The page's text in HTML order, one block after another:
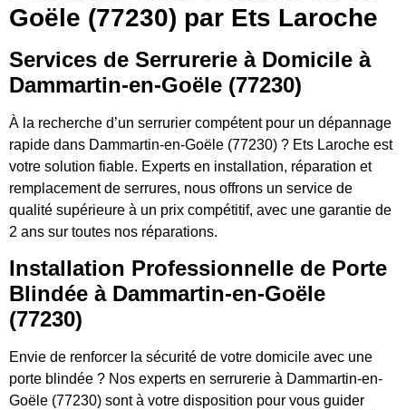
Goële (77230) par Ets Laroche
Services de Serrurerie à Domicile à
Dammartin-en-Goële (77230)
À la recherche d’un serrurier compétent pour un dépannage
rapide dans Dammartin-en-Goële (77230) ? Ets Laroche est
votre solution fiable. Experts en installation, réparation et
remplacement de serrures, nous offrons un service de
qualité supérieure à un prix compétitif, avec une garantie de
2 ans sur toutes nos réparations.
Installation Professionnelle de Porte
Blindée à Dammartin-en-Goële
(77230)
Envie de renforcer la sécurité de votre domicile avec une
porte blindée ? Nos experts en serrurerie à Dammartin-en-
Goële (77230) sont à votre disposition pour vous guider